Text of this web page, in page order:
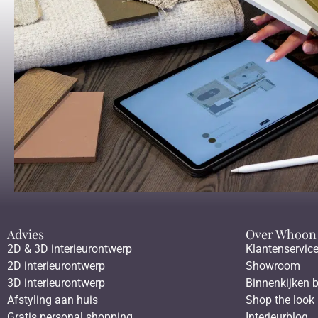
Advies
2D & 3D interieurontwerp
2D interieurontwerp
3D interieurontwerp
Afstyling aan huis
Over Whoon
Klantenservice
Showroom
Binnenkijken
Shop the look